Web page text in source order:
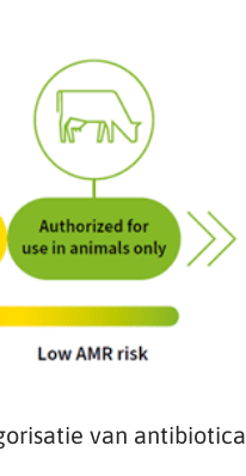
van antibiotica